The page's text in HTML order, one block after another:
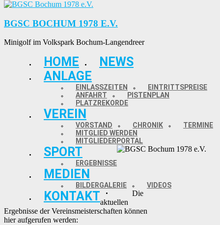
BGSC BOCHUM 1978 E.V.
Minigolf im Volkspark Bochum-Langendreer
HOME
NEWS
ANLAGE
EINLASSZEITEN
EINTRITTSPREISE
ANFAHRT
PISTENPLAN
PLATZREKORDE
VEREIN
VORSTAND CHRONIK
TERMINE
MITGLIED WERDEN
MITGLIEDERPORTAL
SPORT
ERGEBNISSE
MEDIEN
BILDERGALERIE VIDEOS
KONTAKT
Die
aktuellen
Ergebnisse der Vereinsmeisterschaften können
hier aufgerufen werden: